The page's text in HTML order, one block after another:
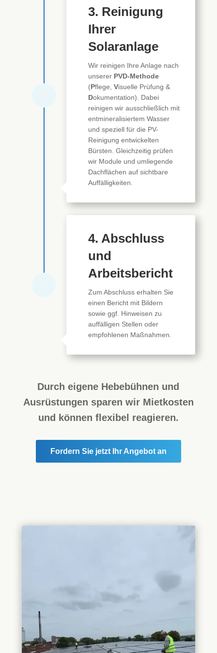
3. Reinigung
Ihrer
Solaranlage
Wir reinigen Ihre Anlage nach
unserer PVD-Methode
(Pflege, Visuelle Prüfung &
Dokumentation). Dabei
reinigen wir ausschließlich mit
entmineralisiertem Wasser
und speziell für die PV-
Reinigung entwickelten
Bürsten. Gleichzeitig prüfen
wir Module und umliegende
Dachflächen auf sichtbare
Auffälligkeiten.
4. Abschluss
und
Arbeitsbericht
Zum Abschluss erhalten Sie
einen Bericht mit Bildern
sowie ggf. Hinweisen zu
auffälligen Stellen oder
empfohlenen Maßnahmen.
Durch eigene Hebebühnen und
Ausrüstungen sparen wir Mietkosten
und können flexibel reagieren.
Fordern Sie jetzt Ihr Angebot an